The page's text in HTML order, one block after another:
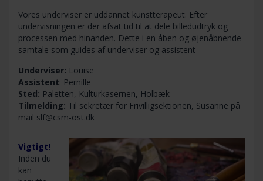
Vores underviser er uddannet kunstterapeut. Efter
undervisningen er der afsat tid til at dele billedudtryk og
processen med hinanden. Dette i en åben og øjenåbnende
samtale som guides af underviser og assistent
Underviser: Louise
Assistent: Pernille
Sted: Paletten, Kulturkasernen, Holbæk
Tilmelding: Til sekretær for Frivilligsektionen, Susanne på
mail slf@csm-ost.dk
Vigtigt!
Inden du
kan